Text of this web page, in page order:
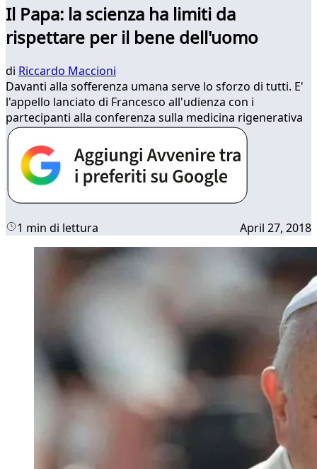
Il Papa: la scienza ha limiti da
rispettare per il bene dell'uomo
di Riccardo Maccioni
Davanti alla sofferenza umana serve lo sforzo di tutti. E'
l'appello lanciato di Francesco all'udienza con i
partecipanti alla conferenza sulla medicina rigenerativa
1 min di lettura April 27, 2018